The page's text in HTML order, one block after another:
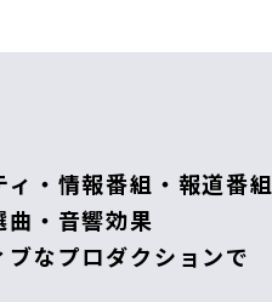
・情報番組・報道番組
・音響効果
なプロダクションで